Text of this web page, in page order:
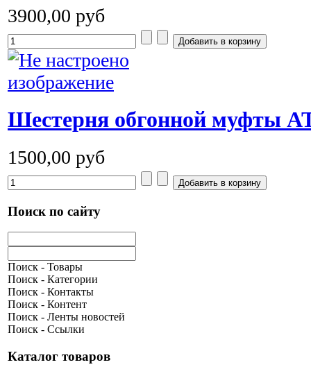
3900,00 руб
Шестерня обгонной муфты
1500,00 руб
Поиск по сайту
Поиск - Товары
Поиск - Категории
Поиск - Контакты
Поиск - Контент
Поиск - Ленты новостей
Поиск - Ссылки
Каталог товаров